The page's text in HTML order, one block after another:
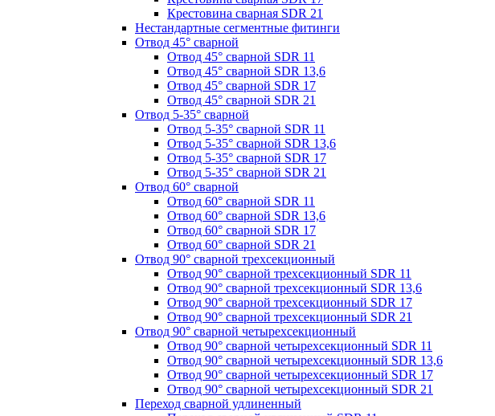
Крестовина сварная SDR 21
Нестандартные сегментные фитинги
Отвод 45° сварной
Отвод 45° сварной SDR 11
Отвод 45° сварной SDR 13,6
Отвод 45° сварной SDR 17
Отвод 45° сварной SDR 21
Отвод 5-35° сварной
Отвод 5-35° сварной SDR 11
Отвод 5-35° сварной SDR 13,6
Отвод 5-35° сварной SDR 17
Отвод 5-35° сварной SDR 21
Отвод 60° сварной
Отвод 60° сварной SDR 11
Отвод 60° сварной SDR 13,6
Отвод 60° сварной SDR 17
Отвод 60° сварной SDR 21
Отвод 90° сварной трехсекционный
Отвод 90° сварной трехсекционный SDR 11
Отвод 90° сварной трехсекционный SDR 13,6
Отвод 90° сварной трехсекционный SDR 17
Отвод 90° сварной трехсекционный SDR 21
Отвод 90° сварной четырехсекционный
Отвод 90° сварной четырехсекционный SDR 11
Отвод 90° сварной четырехсекционный SDR 13,6
Отвод 90° сварной четырехсекционный SDR 17
Отвод 90° сварной четырехсекционный SDR 21
Переход сварной удлиненный